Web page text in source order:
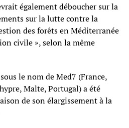
également déboucher sur la
sur la lutte contre la
des forêts en Méditerranée
civile », selon la même
le nom de Med7 (France,
Malte, Portugal) a été
de son élargissement à la